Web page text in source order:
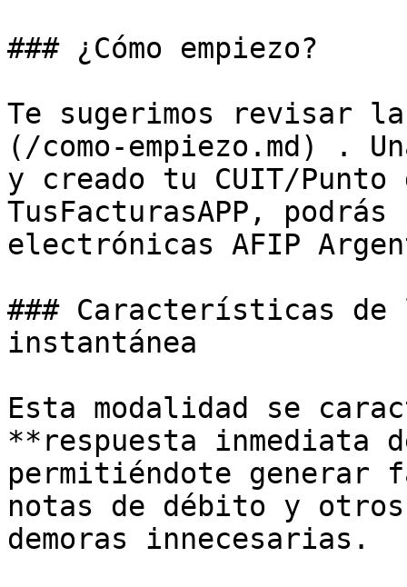
### ¿Cómo empiezo?
Te sugerimos revisar la
(/como-empiezo.md) .
y creado tu CUIT/Punto
TusFacturasAPP,
electrónicas AFIP
### Características
instantánea
Esta modalidad se
**respuesta inmediata
permitiéndote
notas de débito y
demoras innecesarias.